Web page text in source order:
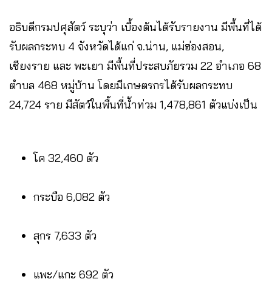
อธิบดีกรมปศุสัตว์ ระบุว่า เบื้องต้นได้รับรายงาน มีพื้นที่ได้
รับผลกระทบ 4 จังหวัดได้แก่ จ.น่าน, แม่ฮ่องสอน,
เชียงราย และ พะเยา มีพื้นที่ประสบภัยรวม 22 อำเภอ 68
ตำบล 468 หมู่บ้าน โดยมีเกษตรกรได้รับผลกระทบ
24,724 ราย มีสัตว์ในพื้นที่น้ำท่วม 1,478,861 ตัวแบ่งเป็น
โค 32,460 ตัว
กระบือ 6,082 ตัว
สุกร 7,633 ตัว
แพะ/แกะ 692 ตัว